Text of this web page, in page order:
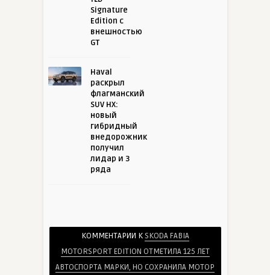
Signature
Edition с
внешностью
GT
Haval
раскрыл
флагманский
SUV HX:
новый
гибридный
внедорожник
получил
лидар и 3
ряда
КОММЕНТАРИИ КSKODA FABIA
MOTORSPORT EDITION ОТМЕТИЛА 125 ЛЕТ
АВТОСПОРТА МАРКИ, НО СОХРАНИЛА МОТОР